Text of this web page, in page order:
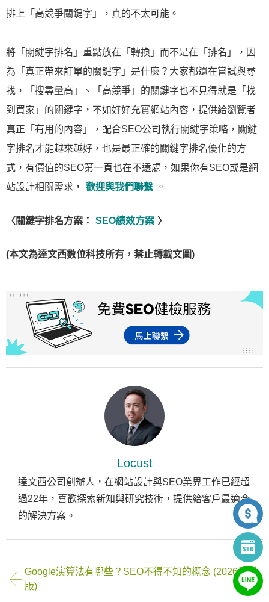
排上「高競爭關鍵字」，真的不太可能。
將「關鍵字排名」重點放在「轉換」而不是在「排名」，因
為「真正帶來訂單的關鍵字」是什麼？大家都還在嘗試與尋
找，「搜尋量高」、「高競爭」的關鍵字也不見得就是「找
到買家」的關鍵字，不如好好充實網站內容，提供給瀏覽者
真正「有用的內容」，配合SEO公司執行關鍵字策略，關鍵
字排名才能越來越好，也是最正確的關鍵字排名優化的方
式，有價值的SEO第一頁也在不遠處，如果你有SEO或是網
站設計相關需求，
歡迎與我們聯繫 。
〈關鍵字排名方案： SEO績效方案 〉
(本文為達文西數位科技所有，禁止轉載文圖)
Locust
達文西公司創辦人，在網站設計與SEO業界工作已經超
過22年，喜歡探索新知與研究技術，提供給客戶最適合
的解決方案。
Google演算法有哪些？SEO不得不知的概念 (2026最新
版)